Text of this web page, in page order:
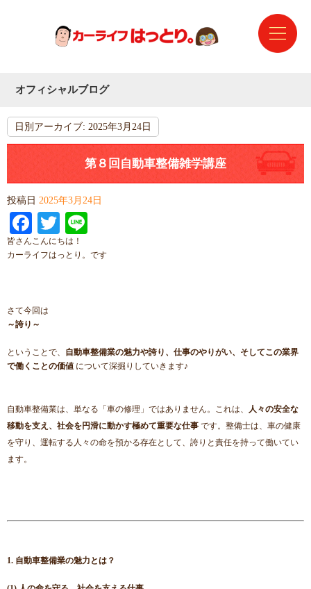
オフィシャルブログ
日別アーカイブ: 2025年3月24日
第８回自動車整備雑学講座
投稿日 2025年3月24日
Facebook
Twitter
皆さんこんにちは！
カーライフはっとり。です
さて今回は
～誇り～
ということで、 自動車整備業の魅力や誇り、仕事のやりがい、そしてこの業界
で働くことの価値 について深掘りしていきます♪
自動車整備業は、単なる「車の修理」ではありません。これは、 人々の安全な
移動を支え、社会を円滑に動かす極めて重要な仕事 です。整備士は、車の健康
を守り、運転する人々の命を預かる存在として、誇りと責任を持って働いてい
ます。
1. 自動車整備業の魅力とは？